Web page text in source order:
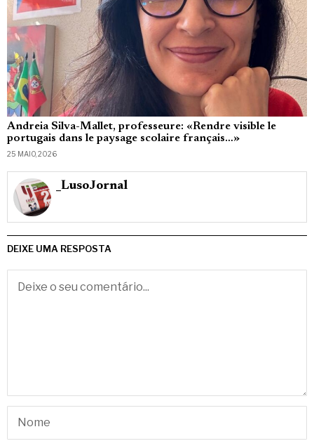
Andreia Silva-Mallet, professeure: «Rendre visible le
portugais dans le paysage scolaire français…»
25 MAIO, 2026
_LusoJornal
DEIXE UMA RESPOSTA